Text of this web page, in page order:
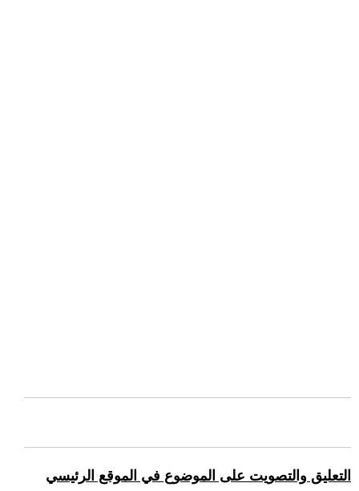
التعليق والتصويت على الموضوع في الموقع الرئيسي